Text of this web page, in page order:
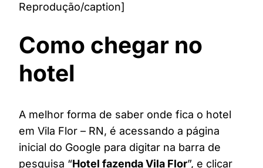
Reprodução/caption]
Como chegar no
hotel
A melhor forma de saber onde fica o hotel
em Vila Flor – RN, é acessando a página
inicial do Google para digitar na barra de
pesquisa “Hotel fazenda Vila Flor”, e clicar